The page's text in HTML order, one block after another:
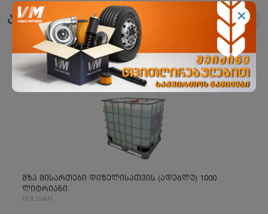
ანალოგები
მზა მისართები დიზელისათვის (ადებლუ) 1000
ლიტრიანი
POLISAN